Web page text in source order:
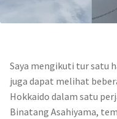
Saya mengikuti tur satu
juga dapat melihat
Hokkaido dalam satu
Binatang Asahiyama,